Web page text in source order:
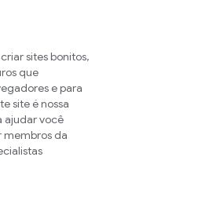
sites bonitos,
que
e para
site é nossa
ajudar você
membros da